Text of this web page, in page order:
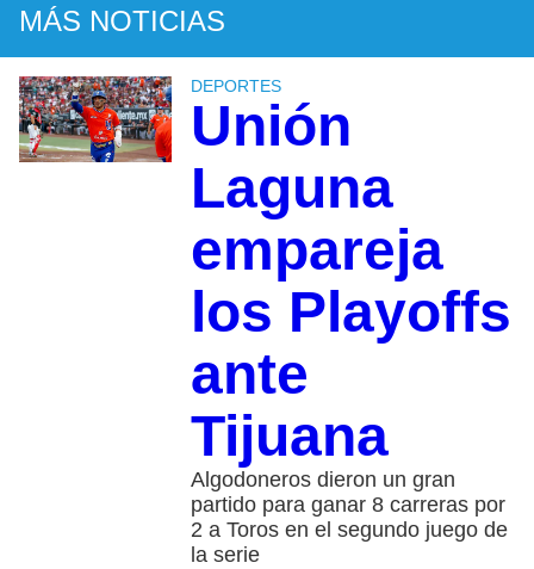
MÁS NOTICIAS
DEPORTES
Unión
Laguna
empareja
los Playoffs
ante
Tijuana
Algodoneros dieron un gran
partido para ganar 8 carreras por
2 a Toros en el segundo juego de
la serie